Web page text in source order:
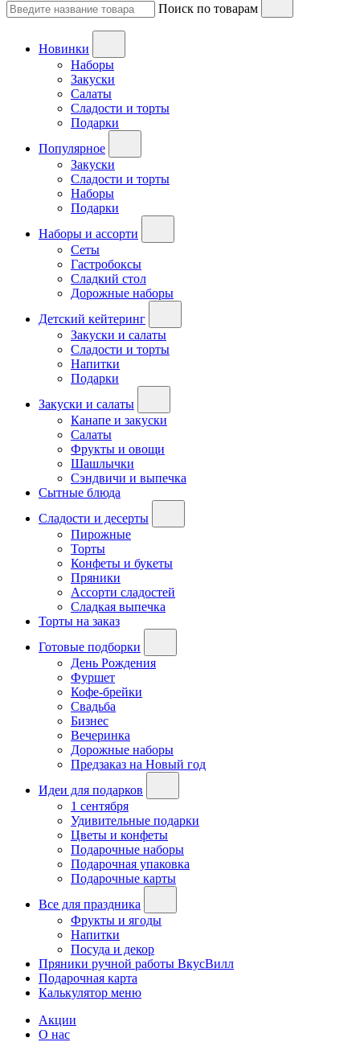
Поиск по товарам
Новинки
Наборы
Закуски
Салаты
Сладости и торты
Подарки
Популярное
Закуски
Сладости и торты
Наборы
Подарки
Наборы и ассорти
Сеты
Гастробоксы
Сладкий стол
Дорожные наборы
Детский кейтеринг
Закуски и салаты
Сладости и торты
Напитки
Подарки
Закуски и салаты
Канапе и закуски
Салаты
Фрукты и овощи
Шашлычки
Сэндвичи и выпечка
Сытные блюда
Сладости и десерты
Пирожные
Торты
Конфеты и букеты
Пряники
Ассорти сладостей
Сладкая выпечка
Торты на заказ
Готовые подборки
День Рождения
Фуршет
Кофе-брейки
Свадьба
Бизнес
Вечеринка
Дорожные наборы
Предзаказ на Новый год
Идеи для подарков
1 сентября
Удивительные подарки
Цветы и конфеты
Подарочные наборы
Подарочная упаковка
Подарочные карты
Все для праздника
Фрукты и ягоды
Напитки
Посуда и декор
Пряники ручной работы ВкусВилл
Подарочная карта
Калькулятор меню
Акции
О нас